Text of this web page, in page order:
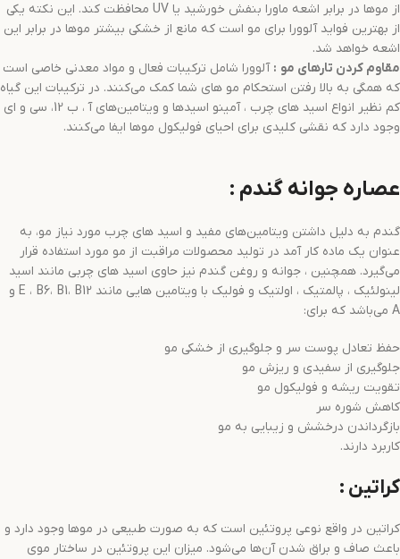
از موها در برابر اشعه ماورا بنفش خورشید یا UV محافظت کند. این نکته یکی
از بهترین فواید آلوورا برای مو است که مانع از خشکی بیشتر موها در برابر این
اشعه خواهد شد.
مقاوم کردن تارهای مو : آلوورا شامل ترکیبات فعال و مواد معدنی خاصی است
که همگی به بالا رفتن استحکام مو های شما کمک می‌کنند. در ترکیبات این گیاه
کم نظیر انواع اسید های چرب ، آمینو اسیدها و ویتامین‌های آ ، ب 12، سی و ای
وجود دارد که نقشی کلیدی برای احیای فولیکول موها ایفا می‌کنند.
عصاره جوانه گندم :
گندم به دلیل داشتن ویتامین‌های مفید و اسید های چرب مورد نیاز مو، به
عنوان یک ماده کار آمد در تولید محصولات مراقبت از مو مورد استفاده قرار
می‌گیرد. همچنین ، جوانه و روغن گندم نیز حاوی اسید های چربی مانند اسید
لینولئیک ، پالمتیک ، اولتیک و فولیک با ویتامین هایی مانند E ، B6، B1، B12 و
A می‌باشد که برای:
حفظ تعادل پوست سر و جلوگیری از خشکی مو
جلوگیری از سفیدی و ریزش مو
تقویت ریشه و فولیکول مو
کاهش شوره سر
بازگرداندن درخشش و زیبایی به مو
کاربرد دارند.
کراتین :
کراتین در واقع نوعی پروتئین است که به صورت طبیعی در موها وجود دارد و
باعث صاف و براق شدن آن‌ها می‌شود. میزان این پروتئین در ساختار موی